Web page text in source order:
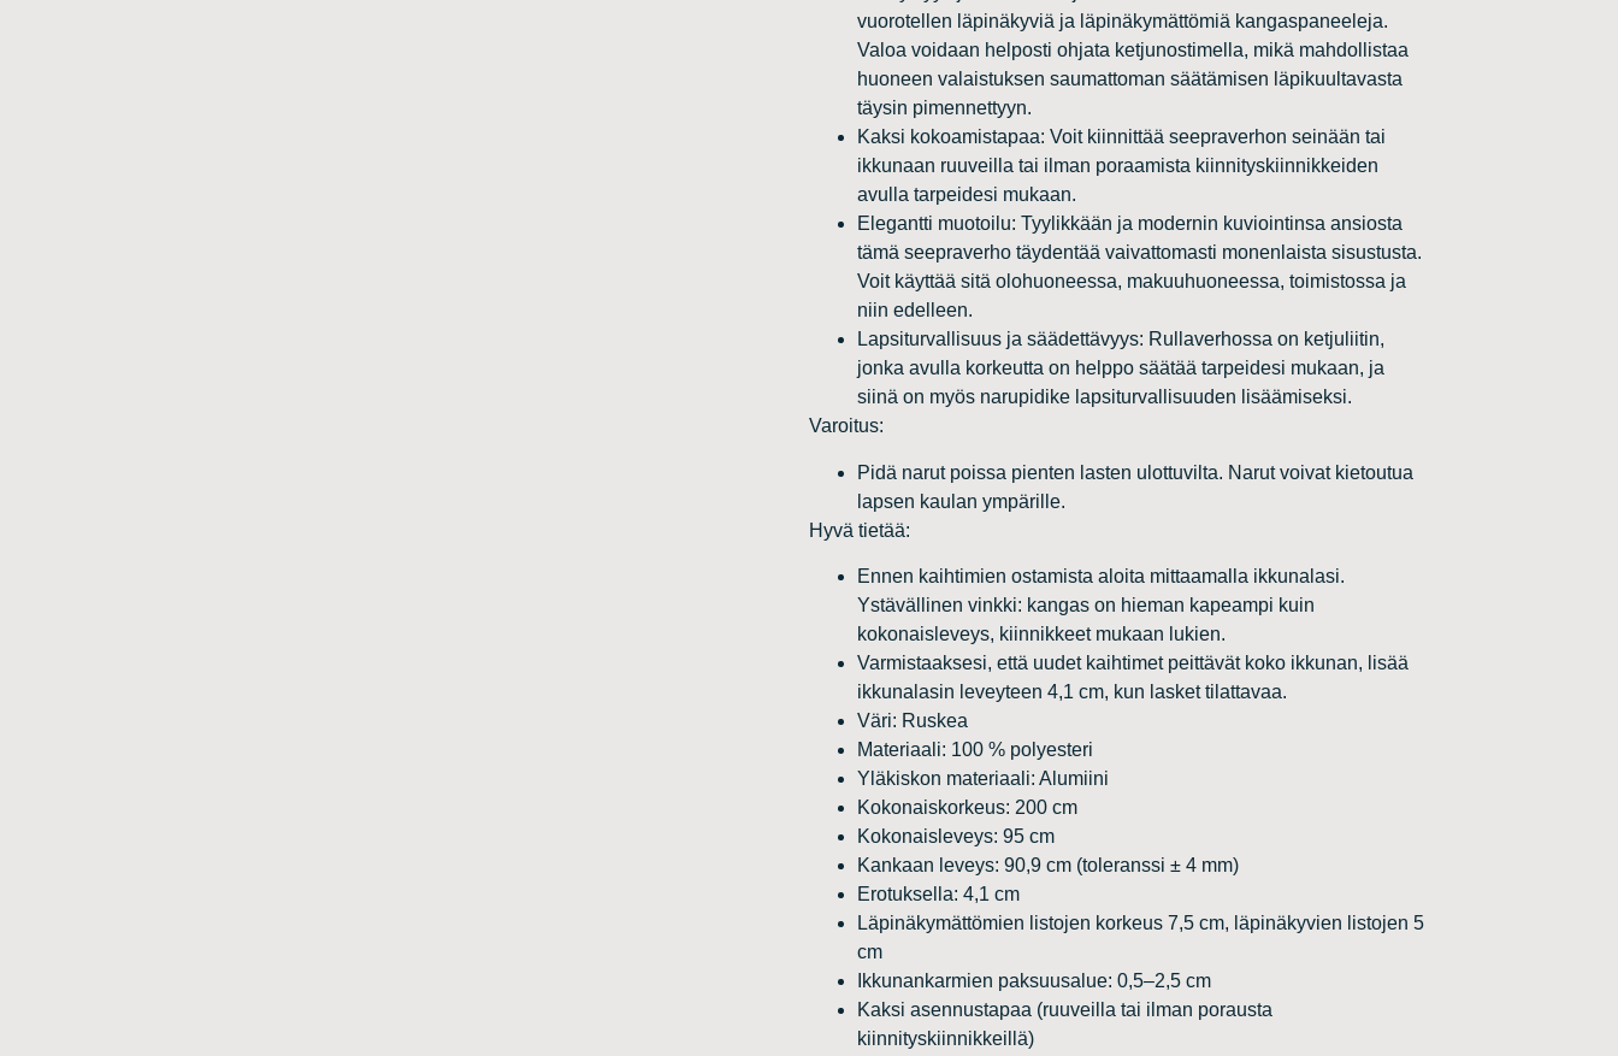
vuorotellen läpinäkyviä ja läpinäkymättömiä kangaspaneeleja.
Valoa voidaan helposti ohjata ketjunostimella, mikä mahdollistaa
huoneen valaistuksen saumattoman säätämisen läpikuultavasta
täysin pimennettyyn.
Kaksi kokoamistapaa: Voit kiinnittää seepraverhon seinään tai
ikkunaan ruuveilla tai ilman poraamista kiinnityskiinnikkeiden
avulla tarpeidesi mukaan.
Elegantti muotoilu: Tyylikkään ja modernin kuviointinsa ansiosta
tämä seepraverho täydentää vaivattomasti monenlaista sisustusta.
Voit käyttää sitä olohuoneessa, makuuhuoneessa, toimistossa ja
niin edelleen.
Lapsiturvallisuus ja säädettävyys: Rullaverhossa on ketjuliitin,
jonka avulla korkeutta on helppo säätää tarpeidesi mukaan, ja
siinä on myös narupidike lapsiturvallisuuden lisäämiseksi.
Varoitus:
Pidä narut poissa pienten lasten ulottuvilta. Narut voivat kietoutua
lapsen kaulan ympärille.
Hyvä tietää:
Ennen kaihtimien ostamista aloita mittaamalla ikkunalasi.
Ystävällinen vinkki: kangas on hieman kapeampi kuin
kokonaisleveys, kiinnikkeet mukaan lukien.
Varmistaaksesi, että uudet kaihtimet peittävät koko ikkunan, lisää
ikkunalasin leveyteen 4,1 cm, kun lasket tilattavaa.
Väri: Ruskea
Materiaali: 100 % polyesteri
Yläkiskon materiaali: Alumiini
Kokonaiskorkeus: 200 cm
Kokonaisleveys: 95 cm
Kankaan leveys: 90,9 cm (toleranssi ± 4 mm)
Erotuksella: 4,1 cm
Läpinäkymättömien listojen korkeus 7,5 cm, läpinäkyvien listojen 5
cm
Ikkunankarmien paksuusalue: 0,5–2,5 cm
Kaksi asennustapaa (ruuveilla tai ilman porausta
kiinnityskiinnikkeillä)